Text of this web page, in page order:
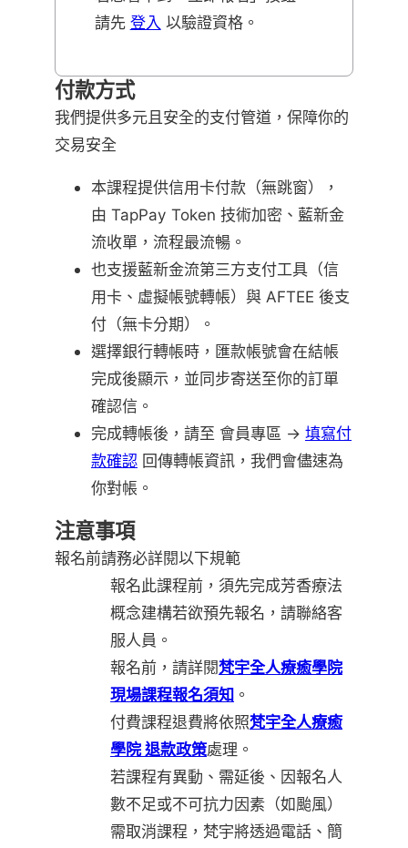
請先 登入 以驗證資格。
付款方式
我們提供多元且安全的支付管道，保障你的
交易安全
本課程提供信用卡付款（無跳窗），
由 TapPay Token 技術加密、藍新金
流收單，流程最流暢。
也支援藍新金流第三方支付工具（信
用卡、虛擬帳號轉帳）與 AFTEE 後支
付（無卡分期）。
選擇銀行轉帳時，匯款帳號會在結帳
完成後顯示，並同步寄送至你的訂單
確認信。
完成轉帳後，請至 會員專區 → 填寫付
款確認 回傳轉帳資訊，我們會儘速為
你對帳。
注意事項
報名前請務必詳閱以下規範
報名此課程前，須先完成芳香療法
概念建構若欲預先報名，請聯絡客
服人員。
報名前，請詳閱梵宇全人療癒學院
現場課程報名須知 。
付費課程退費將依照梵宇全人療癒
學院 退款政策處理。
若課程有異動、需延後、因報名人
數不足或不可抗力因素（如颱風）
需取消課程，梵宇將透過電話、簡